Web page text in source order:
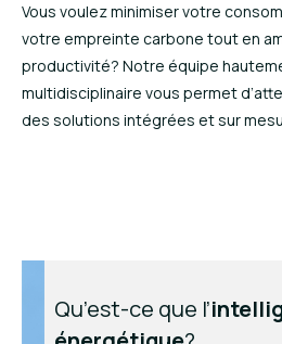
Vous voulez minimiser votre
votre empreinte carbone tout en
productivité? Notre équipe
multidisciplinaire vous permet
des solutions intégrées et sur
Qu’est-ce que l’